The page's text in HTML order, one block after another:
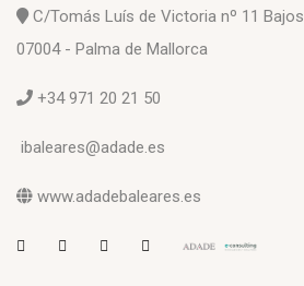
C/Tomás Luís de Victoria nº 11 Bajos
07004 - Palma de Mallorca
+34 971 20 21 50
ibaleares@adade.es
www.adadebaleares.es